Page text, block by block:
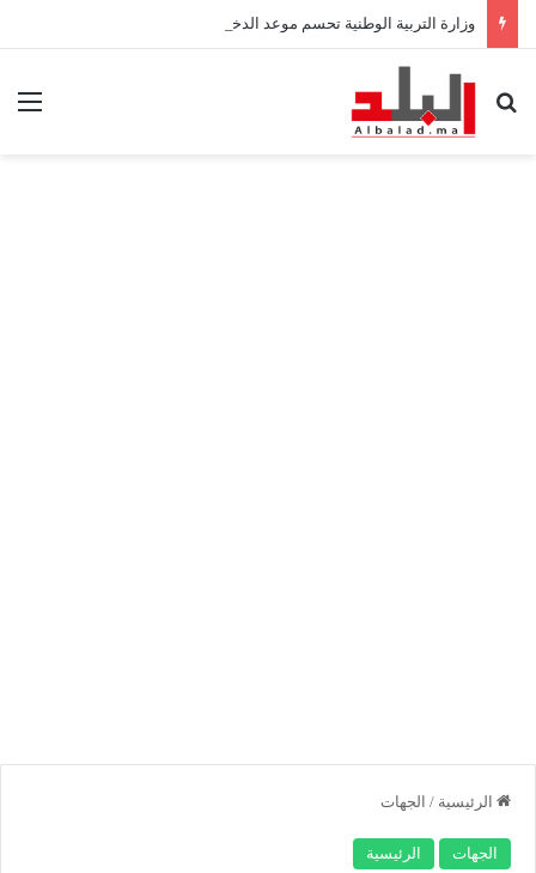
وزارة التربية الوطنية تحسم موعد الدخول المدرسي 2026-2027
بحث عن
الرئيسية / الجهات
الجهات الرئيسية